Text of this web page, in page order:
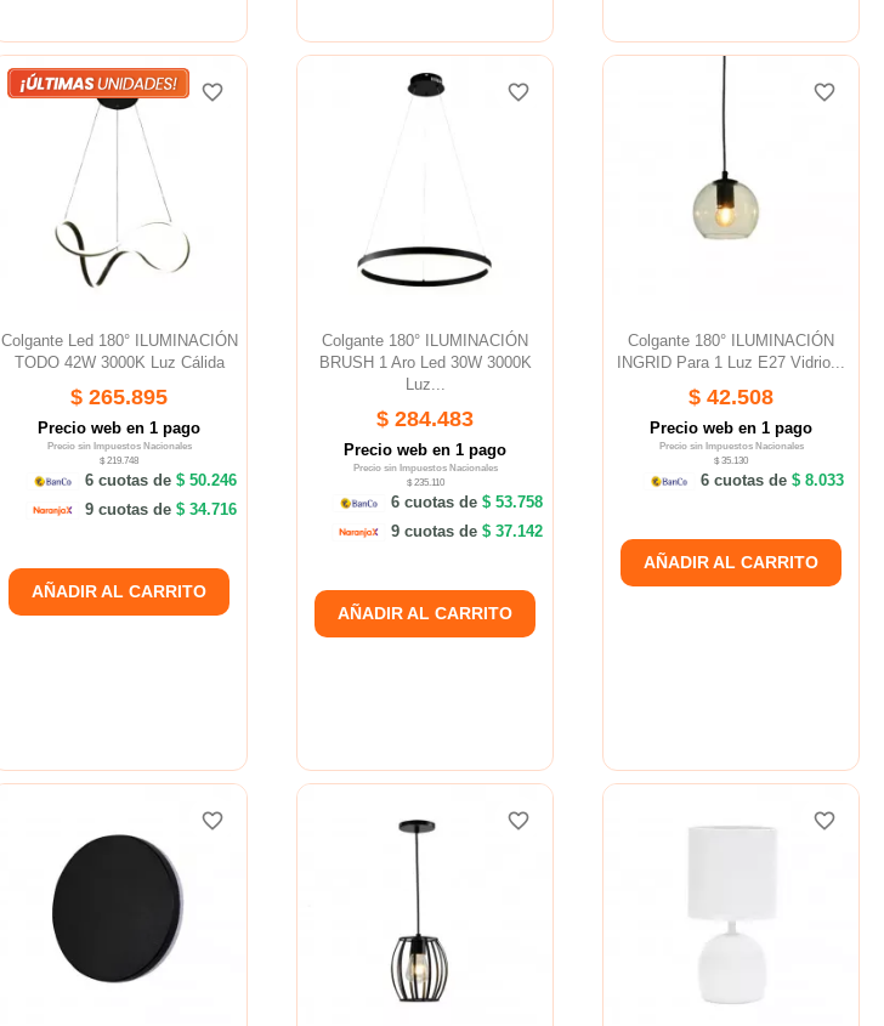
Colgante Led 180° ILUMINACIÓN
TODO 42W 3000K Luz Cálida
$ 265.895
Precio web en 1 pago
Precio sin Impuestos Nacionales
$ 219.748
6 cuotas de $ 50.246
9 cuotas de $ 34.716
AÑADIR AL CARRITO
favorite_border
favorite_border
favorite_border
Colgante 180° ILUMINACIÓN
BRUSH 1 Aro Led 30W 3000K
Luz...
$ 284.483
Precio web en 1 pago
Precio sin Impuestos Nacionales
$ 235.110
6 cuotas de $ 53.758
9 cuotas de $ 37.142
AÑADIR AL CARRITO
favorite_border
favorite_border
favorite_border
Colgante 180° ILUMINACIÓN
INGRID Para 1 Luz E27 Vidrio...
$ 42.508
Precio web en 1 pago
Precio sin Impuestos Nacionales
$ 35.130
6 cuotas de$ 8.033
AÑADIR AL CARRITO
favorite_border
favorite_border
favorite_border
favorite_border
favorite_border
favorite_border favorite_border
favorite_border
favorite_border favorite_border
favorite_border
favorite_border